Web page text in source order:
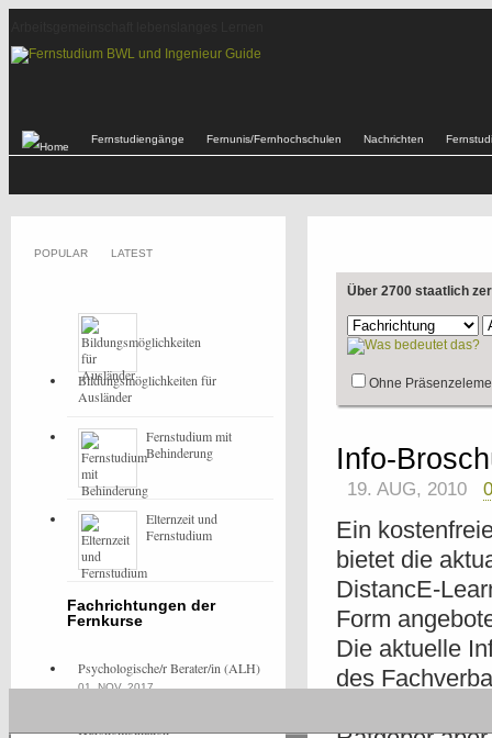
Fernstudiengänge Fernunis/Fernhochschulen Nachrichten
Über 2700 staatlich
Ohne
Info-
19. AUG, 2010
Ein
bietet die
DistancE-
Form
Die aktuelle
des
POPULAR LATEST
Bildungsmöglichkeiten für
Ausländer
Fernstudium mit
Behinderung
Elternzeit und
Fernstudium
Fachrichtungen der
Fernkurse
Psychologische/r Berater/in (ALH)
01. NOV, 2017
Kurskombination